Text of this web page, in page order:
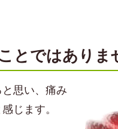
とではありま
思い、痛み
じます。